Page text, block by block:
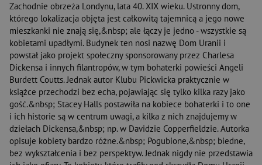
Zachodnie obrzeża Londynu, lata 40. XIX wieku. Ustronny dom,
którego lokalizacja objęta jest całkowitą tajemnicą a jego nowe
mieszkanki nie znają się,&nbsp; ale łączy je jedno - wszystkie są
kobietami upadłymi. Budynek ten nosi nazwę Dom Uranii i
powstał jako projekt społeczny sponsorowany przez Charlesa
Dickensa i innych filantropów, w tym bohaterki powieści Angeli
Burdett Coutts. Jednak autor Klubu Pickwicka praktycznie w
książce przechodzi bez echa, pojawiając się tylko kilka razy jako
gość.&nbsp; Stacey Halls postawiła na kobiece bohaterki i to one
i ich historie są w centrum uwagi, a kilka z nich znajdujemy w
dziełach Dickensa,&nbsp; np. w Davidzie Copperfieldzie. Autorka
opisuje kobiety bardzo różne.&nbsp; Pogubione,&nbsp; biedne,
bez wykształcenia i bez perspektyw. Jednak nigdy nie przedstawia